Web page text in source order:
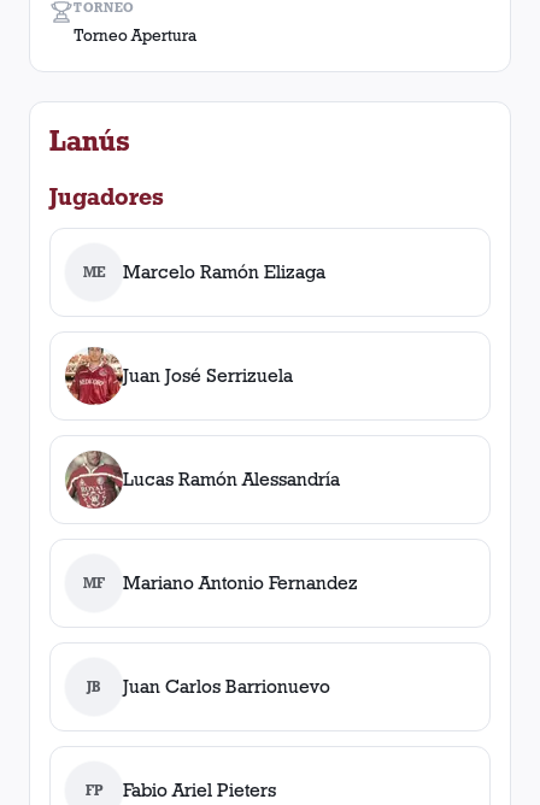
TORNEO
Torneo Apertura
Lanús
Jugadores
ME Marcelo Ramón Elizaga
Juan José Serrizuela
Lucas Ramón Alessandría
MF Mariano Antonio Fernandez
JB Juan Carlos Barrionuevo
FP Fabio Ariel Pieters